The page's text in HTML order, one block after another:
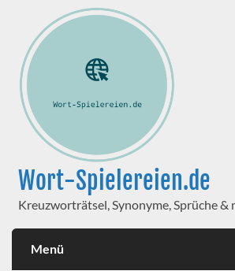
Wort-Spielereien.de
Kreuzworträtsel, Synonyme, Sprüche &
Menü